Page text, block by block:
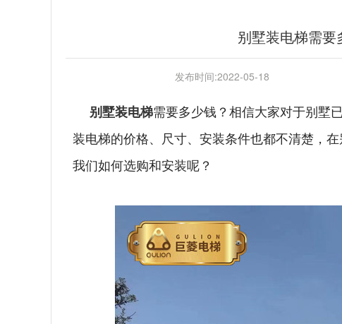
别墅装电梯需要
发布时间:2022-05-18
别墅装电梯需要多少钱？相信大家对于别墅
装电梯的价格、尺寸、安装条件也都不清楚，
我们如何选购和安装呢？